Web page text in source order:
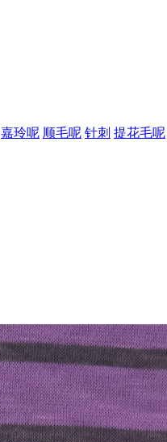
嘉玲呢 顺毛呢 针刺 提花毛呢